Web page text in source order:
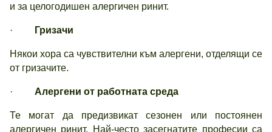
и за целогодишен алергичен ринит.
· Гризачи
Някои хора са чувствителни към алергени, отделящи се
от гризачите.
· Алергени от работната среда
Те могат да предизвикат сезонен или постоянен
алергичен ринит. Най-често засегнатите професии са